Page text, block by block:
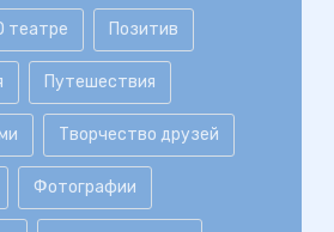
театре Позитив
Путешествия
Творчество друзей
Фотографии